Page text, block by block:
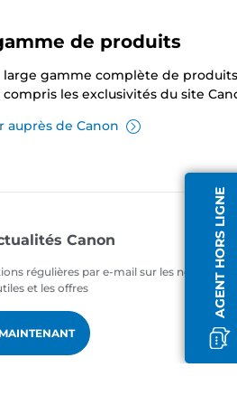
AGENT HORS LIGNE
de produits
large gamme complète de
les exclusivités du site
auprès de Canon
Canon
régulières par e-mail sur les nouveaux
et les offres